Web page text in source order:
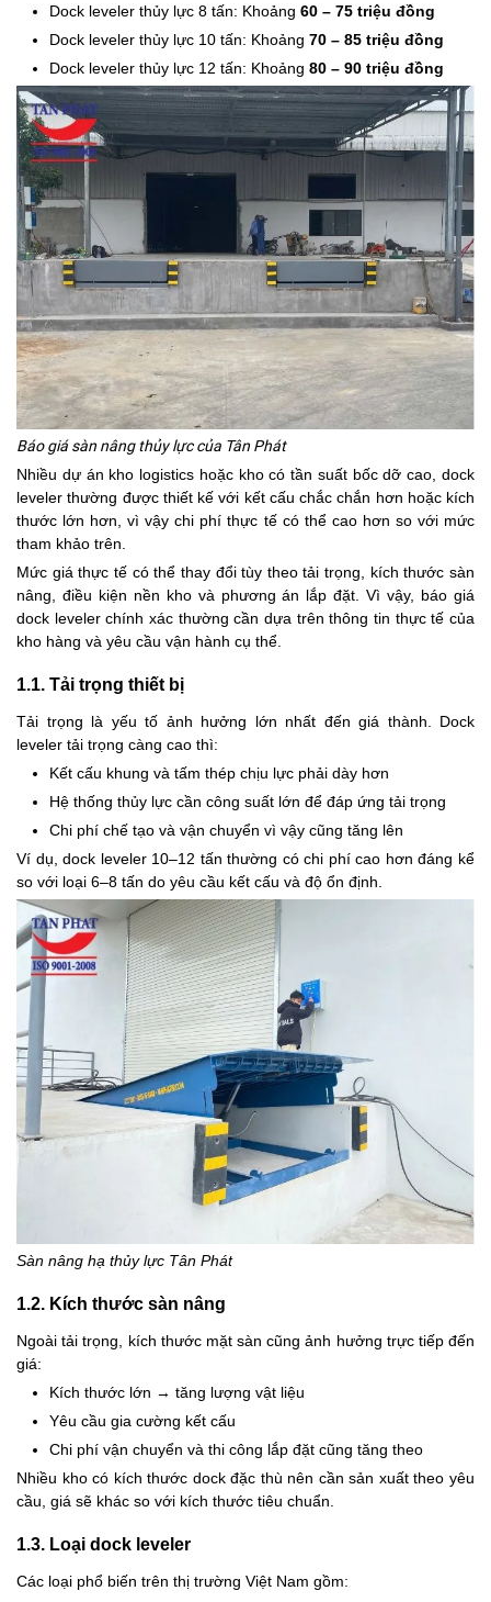
Dock leveler thủy lực 8 tấn: Khoảng 60 – 75 triệu đồng
Dock leveler thủy lực 10 tấn: Khoảng 70 – 85 triệu đồng
Dock leveler thủy lực 12 tấn: Khoảng 80 – 90 triệu đồng
Báo giá sàn nâng thủy lực của Tân Phát
Nhiều dự án kho logistics hoặc kho có tần suất bốc dỡ cao, dock
leveler thường được thiết kế với kết cấu chắc chắn hơn hoặc kích
thước lớn hơn, vì vậy chi phí thực tế có thể cao hơn so với mức
tham khảo trên.
Mức giá thực tế có thể thay đổi tùy theo tải trọng, kích thước sàn
nâng, điều kiện nền kho và phương án lắp đặt. Vì vậy, báo giá
dock leveler chính xác thường cần dựa trên thông tin thực tế của
kho hàng và yêu cầu vận hành cụ thể.
1.1. Tải trọng thiết bị
Tải trọng là yếu tố ảnh hưởng lớn nhất đến giá thành. Dock
leveler tải trọng càng cao thì:
Kết cấu khung và tấm thép chịu lực phải dày hơn
Hệ thống thủy lực cần công suất lớn để đáp ứng tải trọng
Chi phí chế tạo và vận chuyển vì vậy cũng tăng lên
Ví dụ, dock leveler 10–12 tấn thường có chi phí cao hơn đáng kể
so với loại 6–8 tấn do yêu cầu kết cấu và độ ổn định.
Sàn nâng hạ thủy lực Tân Phát
1.2. Kích thước sàn nâng
Ngoài tải trọng, kích thước mặt sàn cũng ảnh hưởng trực tiếp đến
giá:
Kích thước lớn → tăng lượng vật liệu
Yêu cầu gia cường kết cấu
Chi phí vận chuyển và thi công lắp đặt cũng tăng theo
Nhiều kho có kích thước dock đặc thù nên cần sản xuất theo yêu
cầu, giá sẽ khác so với kích thước tiêu chuẩn.
1.3. Loại dock leveler
Các loại phổ biến trên thị trường Việt Nam gồm: